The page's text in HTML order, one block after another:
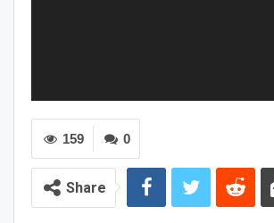
0
159
Share